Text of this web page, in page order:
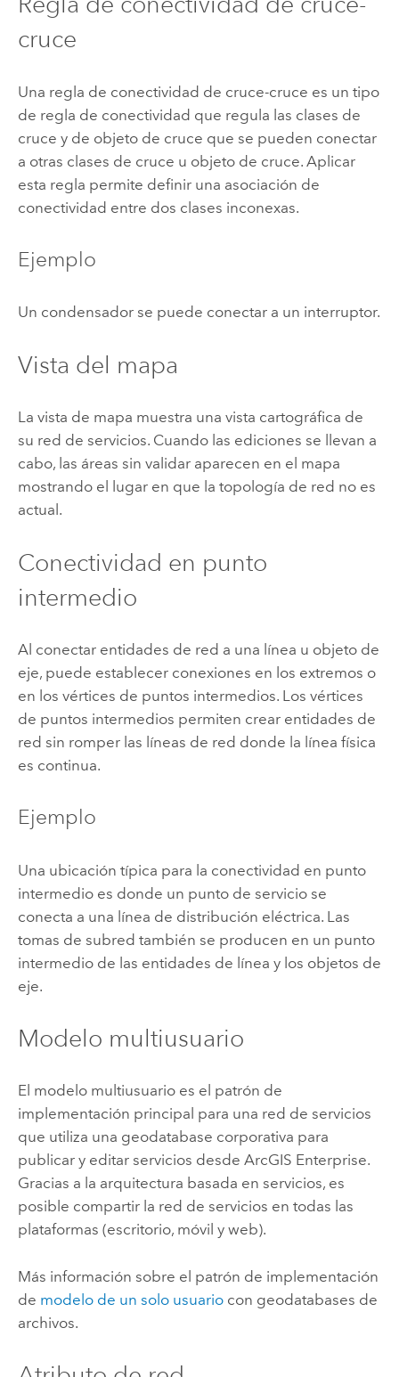
cruce
Una regla de conectividad de cruce-cruce es un tipo
de regla de conectividad que regula las clases de
cruce y de objeto de cruce que se pueden conectar
a otras clases de cruce u objeto de cruce. Aplicar
esta regla permite definir una asociación de
conectividad entre dos clases inconexas.
Ejemplo
Un condensador se puede conectar a un interruptor.
Vista del mapa
La vista de mapa muestra una vista cartográfica de
su red de servicios. Cuando las ediciones se llevan a
cabo, las áreas sin validar aparecen en el mapa
mostrando el lugar en que la topología de red no es
actual.
Conectividad en punto
intermedio
Al conectar entidades de red a una línea u objeto de
eje, puede establecer conexiones en los extremos o
en los vértices de puntos intermedios. Los vértices
de puntos intermedios permiten crear entidades de
red sin romper las líneas de red donde la línea física
es continua.
Ejemplo
Una ubicación típica para la conectividad en punto
intermedio es donde un punto de servicio se
conecta a una línea de distribución eléctrica. Las
tomas de subred también se producen en un punto
intermedio de las entidades de línea y los objetos de
eje.
Modelo multiusuario
El modelo multiusuario es el patrón de
implementación principal para una red de servicios
que utiliza una geodatabase corporativa para
publicar y editar servicios desde ArcGIS Enterprise.
Gracias a la arquitectura basada en servicios, es
posible compartir la red de servicios en todas las
plataformas (escritorio, móvil y web).
Más información sobre el patrón de implementación
de modelo de un solo usuariocon geodatabases de
archivos.